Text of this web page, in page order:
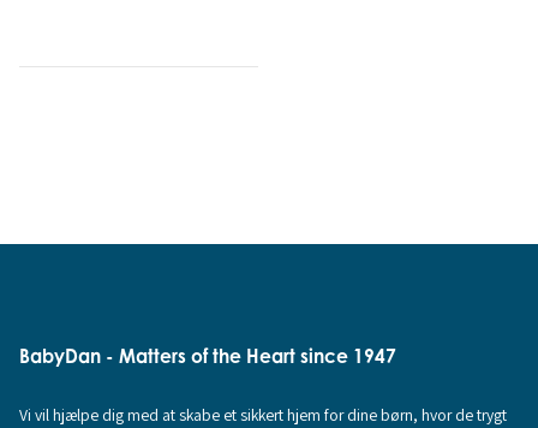
BabyDan - Matters of the Heart since 1947
Vi vil hjælpe dig med at skabe et sikkert hjem for dine børn, hvor de trygt